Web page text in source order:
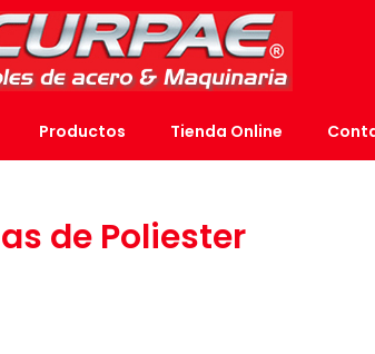
Productos Tienda Online
de Poliester